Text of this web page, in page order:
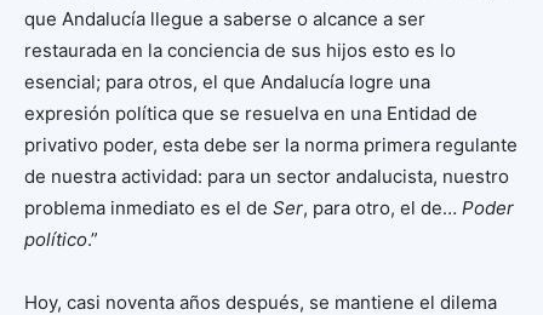
que Andalucía llegue a saberse o alcance a ser
restaurada en la conciencia de sus hijos esto es lo
esencial; para otros, el que Andalucía logre una
expresión política que se resuelva en una Entidad de
privativo poder, esta debe ser la norma primera regulante
de nuestra actividad: para un sector andalucista, nuestro
problema inmediato es el de Ser, para otro, el de… Poder
político.”
Hoy, casi noventa años después, se mantiene el dilema